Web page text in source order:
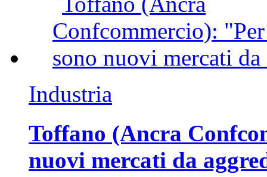
Industria
Toffano (Ancra
nuovi mercati da